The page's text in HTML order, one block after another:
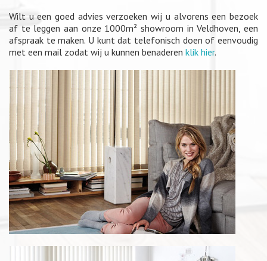
Wilt u een goed advies verzoeken wij u alvorens een bezoek
af te leggen aan onze 1000m² showroom in Veldhoven, een
afspraak te maken. U kunt dat telefonisch doen of eenvoudig
met een mail zodat wij u kunnen benaderen klik hier.